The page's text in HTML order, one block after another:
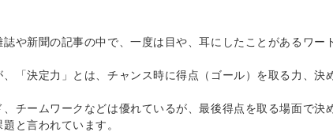
や新聞の記事の中で、一度は目や、耳にしたことがあるワー
「決定力」とは、チャンス時に得点（ゴール）を取る力、決
チームワークなどは優れているが、最後得点を取る場面で決
と言われています。